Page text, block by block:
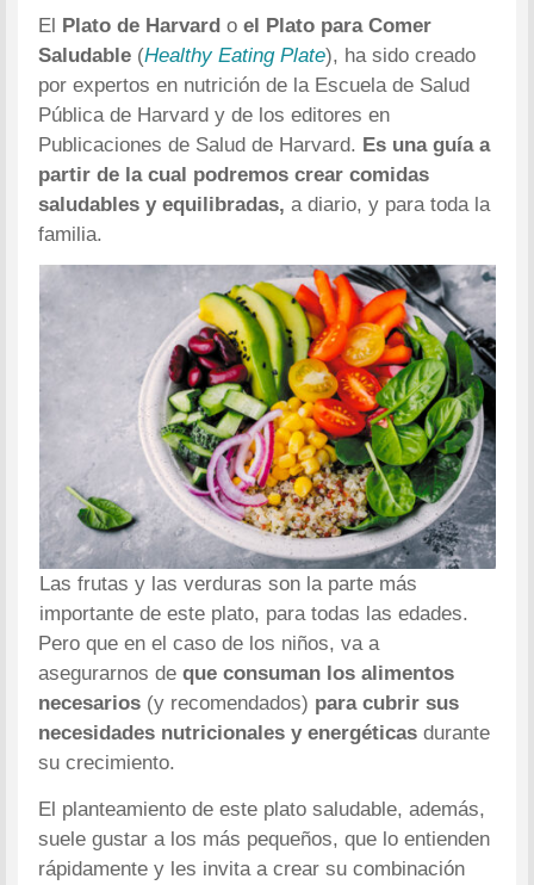
El Plato de Harvardoel Plato para Comer
Saludable (Healthy Eating Plate), ha sido creado
por expertos en nutrición de la Escuela de Salud
Pública de Harvard y de los editores en
Publicaciones de Salud de Harvard. Es una guía a
partir de la cual podremos crear comidas
saludables y equilibradas, a diario, y para toda la
familia.
Las frutas y las verduras son la parte más
importante de este plato, para todas las edades.
Pero que en el caso de los niños, va a
asegurarnos deque consuman los alimentos
necesarios (y recomendados) para cubrir sus
necesidades nutricionales y energéticas durante
su crecimiento.
El planteamiento de este plato saludable, además,
suele gustar a los más pequeños, que lo entienden
rápidamente y les invita a crear su combinación